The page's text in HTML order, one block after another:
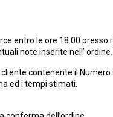
entro le ore 18.00
note inserite nell’ ordine.
contenente il
ed i tempi stimati.